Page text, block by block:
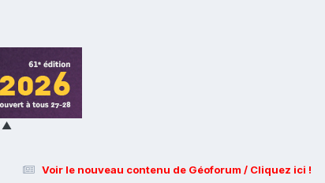
Voir le nouveau contenu de Géoforum / Cliquez ici !